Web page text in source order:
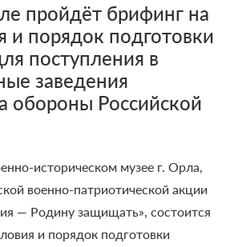
пройдёт брифинг на
и порядок подготовки
поступления в
заведения
обороны Российской
историческом музее г. Орла,
военно-патриотической акции
— Родину защищать», состоится
и порядок подготовки